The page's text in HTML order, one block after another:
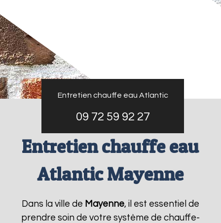
Entretien chauffe eau Atlantic
09 72 59 92 27
Entretien chauffe eau
Atlantic Mayenne
Dans la ville de Mayenne, il est essentiel de
prendre soin de votre système de chauffe-